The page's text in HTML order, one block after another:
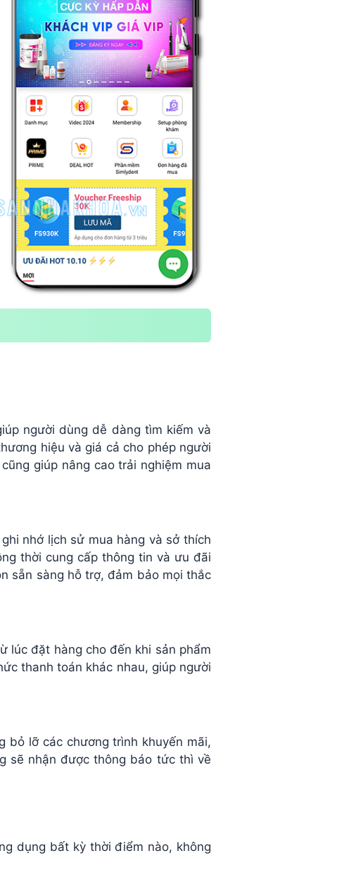
người dùng dễ dàng tìm kiếm và
hiệu và giá cả cho phép người
giúp nâng cao trải nghiệm mua
nhớ lịch sử mua hàng và sở thích
thời cung cấp thông tin và ưu đãi
sẵn sàng hỗ trợ, đảm bảo mọi thắc
lúc đặt hàng cho đến khi sản phẩm
thanh toán khác nhau, giúp người
bỏ lỡ các chương trình khuyến mãi,
sẽ nhận được thông báo tức thì về
dụng bất kỳ thời điểm nào, không